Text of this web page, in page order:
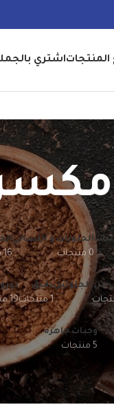
اشتري
الحلويات و التسالي
0 منتجات
16 منتجات
من الجلوتيندقيق
1 منتجات
دورو
19 منتجات
وجبات جاهزه
5 منتجات